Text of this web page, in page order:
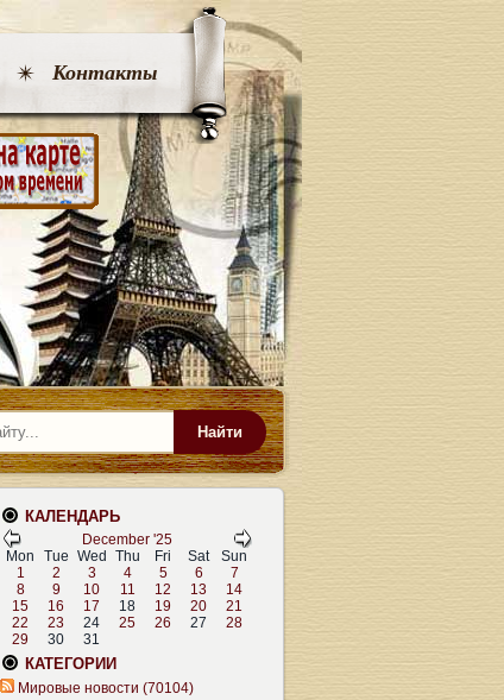
Контакты
Найти
КАЛЕНДАРЬ
December '25
Mon
Tue Wed Thu Fri Sat
Sun
1
2 3 4 5 6
7
8
9 10 11 12 13
14
15
16 17 18 19 20
21
22
23 24 25 26 27
28
29
30 31
КАТЕГОРИИ
Мировые новости (70104)